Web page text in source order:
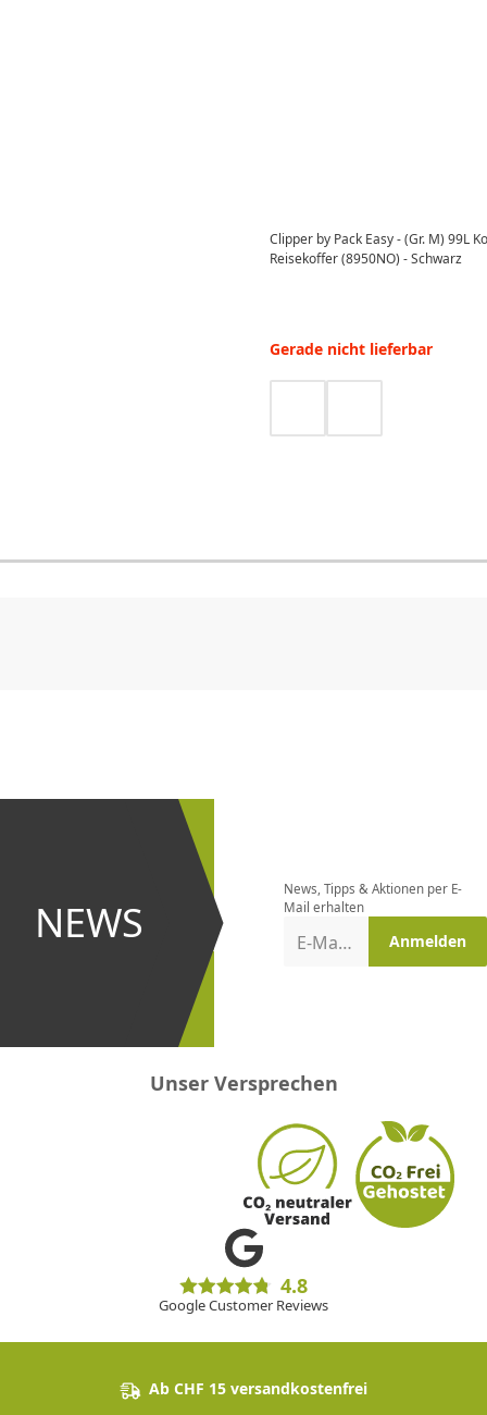
Clipper by Pack Easy - (Gr. M) 99L
Reisekoffer (8950NO) - Schwarz
Gerade nicht lieferbar
NEWS
und bei
Aktionen
News, Tipps & Aktionen per E-
Mail erhalten
E-Mail-Adresse Anmelden
Unser Versprechen
4.8
Google Customer Reviews
Ab CHF 15 versandkostenfrei